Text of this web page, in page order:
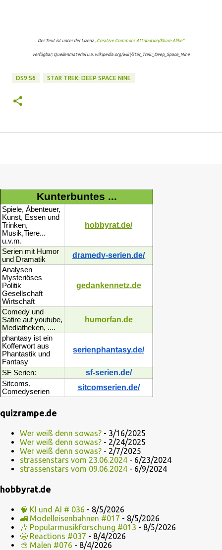
Der Text ist unter der Lizenz„Creative Commons Attribution/Share Alike“
verfügbar; Quellenmaterial u.a. wikipedia.org/wiki/Star_Trek:_Deep_Space_Nine
DS9 S6 STAR TREK: DEEP SPACE NINE
Kunterbuntes ...
Spiele, Ábenteuer,
Kunst, Essen und
Trinken,
Musik,Tiere...
u.v.m.
hobbyrat.de/
Serien mit Humor
und Dramatik
dramedy-serien.de/
Analysen
Mysteriöses
Politik
Gesellschaft
Wirtschaft
gedankennetz.de
Comedy und
Satire auf youtube,
Mediatheken, ....
humorfan.de
phantasy ist ein
Kofferwort aus
Phantastik und
Fantasy
serienphantasy.de/
SF Serien: sf-serien.de/
Sitcoms,
Comedyserien
sitcomserien.de/
quizrampe.de
Wer weiß denn sowas? - 3/16/2025
Wer weiß denn sowas? - 2/24/2025
Wer weiß denn sowas? - 2/7/2025
strassenstars vom 23.06.2024 - 6/23/2024
strassenstars vom 09.06.2024 - 6/9/2024
hobbyrat.de
🧠 KI und AI # 036 - 8/5/2026
🚄 Modelleisenbahnen #017 - 8/5/2026
🎶 Popularmusikforschung #013 - 8/5/2026
🤩 Reactions #037 - 8/4/2026
🎨 Malen #076 - 8/4/2026